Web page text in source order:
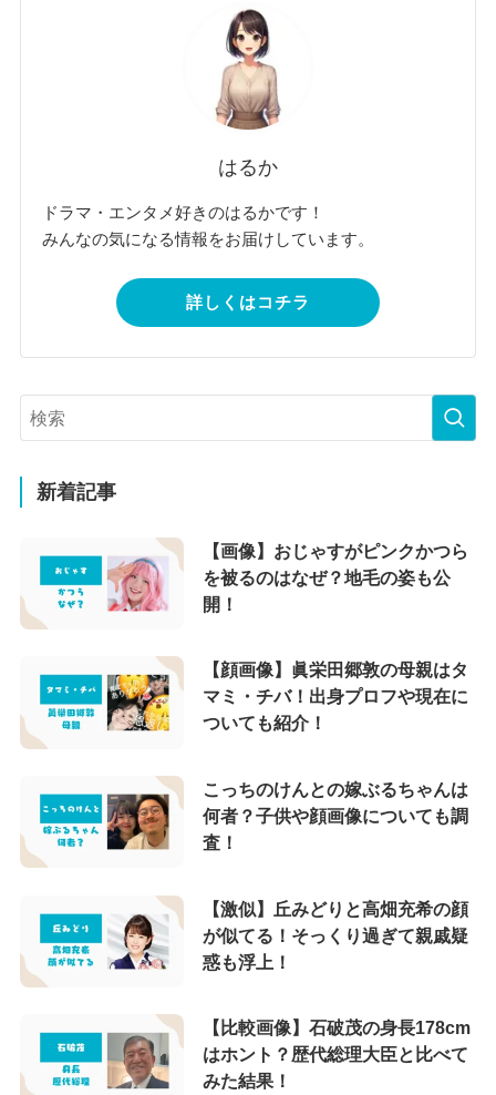
はるか
ドラマ・エンタメ好きのはるかです！
みんなの気になる情報をお届けしています。
詳しくはコチラ
新着記事
【画像】おじゃすがピンクかつら
を被るのはなぜ？地毛の姿も公
開！
【顔画像】眞栄田郷敦の母親はタ
マミ・チバ！出身プロフや現在に
ついても紹介！
こっちのけんとの嫁ぶるちゃんは
何者？子供や顔画像についても調
査！
【激似】丘みどりと高畑充希の顔
が似てる！そっくり過ぎて親戚疑
惑も浮上！
【比較画像】石破茂の身長178cm
はホント？歴代総理大臣と比べて
みた結果！